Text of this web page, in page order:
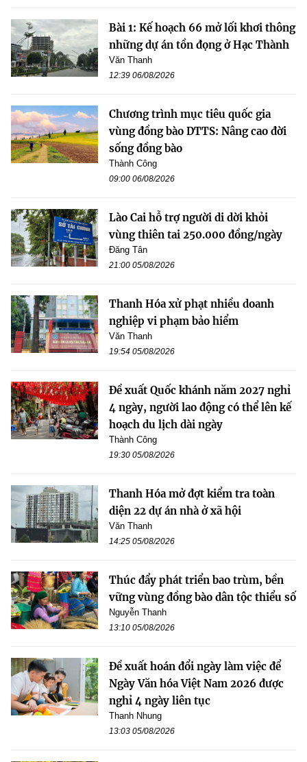
Bài 1: Kế hoạch 66 mở lối khơi thông
những dự án tồn đọng ở Hạc Thành
Văn Thanh
12:39 06/08/2026
Chương trình mục tiêu quốc gia
vùng đồng bào DTTS: Nâng cao đời
sống đồng bào
Thành Công
09:00 06/08/2026
Lào Cai hỗ trợ người di dời khỏi
vùng thiên tai 250.000 đồng/ngày
Đăng Tân
21:00 05/08/2026
Thanh Hóa xử phạt nhiều doanh
nghiệp vi phạm bảo hiểm
Văn Thanh
19:54 05/08/2026
Đề xuất Quốc khánh năm 2027 nghỉ
4 ngày, người lao động có thể lên kế
hoạch du lịch dài ngày
Thành Công
19:30 05/08/2026
Thanh Hóa mở đợt kiểm tra toàn
diện 22 dự án nhà ở xã hội
Văn Thanh
14:25 05/08/2026
Thúc đẩy phát triển bao trùm, bền
vững vùng đồng bào dân tộc thiểu số
Nguyễn Thanh
13:10 05/08/2026
Đề xuất hoán đổi ngày làm việc để
Ngày Văn hóa Việt Nam 2026 được
nghỉ 4 ngày liên tục
Thanh Nhung
13:03 05/08/2026